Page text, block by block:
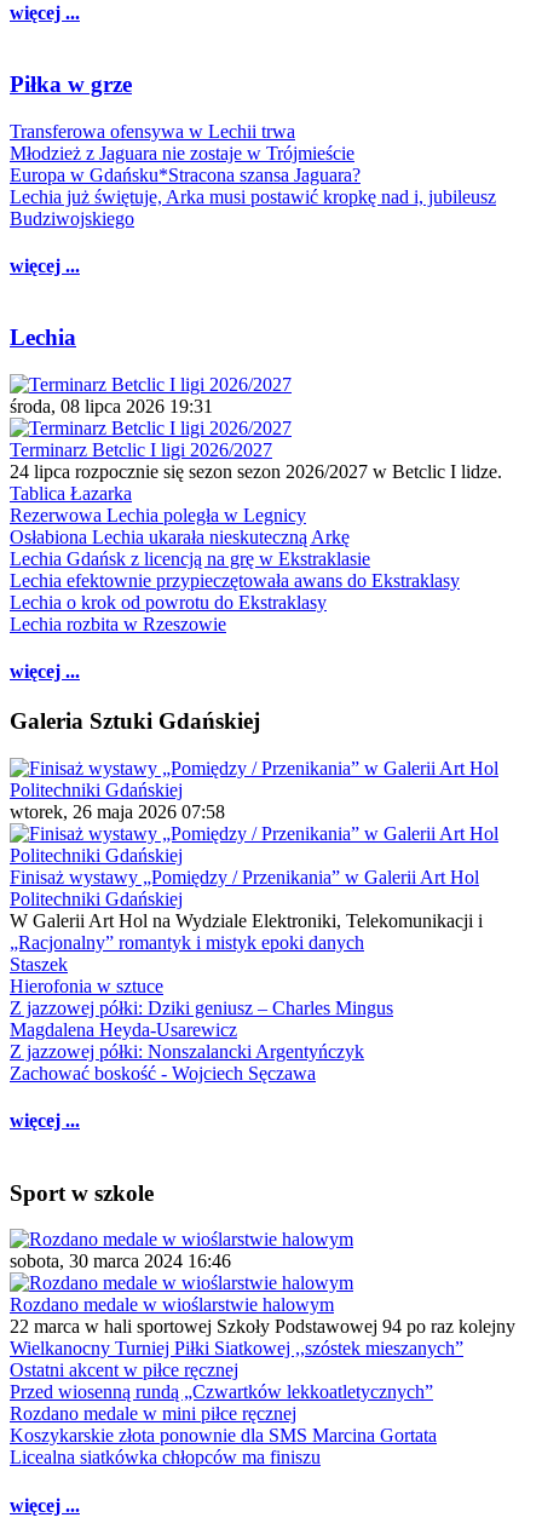
więcej ...
Piłka w grze
Transferowa ofensywa w Lechii trwa
Młodzież z Jaguara nie zostaje w Trójmieście
Europa w Gdańsku*Stracona szansa Jaguara?
Lechia już świętuje, Arka musi postawić kropkę nad i, jubileusz
Budziwojskiego
więcej ...
Lechia
środa, 08 lipca 2026 19:31
Terminarz Betclic I ligi 2026/2027
24 lipca rozpocznie się sezon sezon 2026/2027 w Betclic I lidze.
Tablica Łazarka
Rezerwowa Lechia poległa w Legnicy
Osłabiona Lechia ukarała nieskuteczną Arkę
Lechia Gdańsk z licencją na grę w Ekstraklasie
Lechia efektownie przypieczętowała awans do Ekstraklasy
Lechia o krok od powrotu do Ekstraklasy
Lechia rozbita w Rzeszowie
więcej ...
Galeria Sztuki Gdańskiej
wtorek, 26 maja 2026 07:58
Finisaż wystawy „Pomiędzy / Przenikania” w Galerii Art Hol
Politechniki Gdańskiej
W Galerii Art Hol na Wydziale Elektroniki, Telekomunikacji i
„Racjonalny” romantyk i mistyk epoki danych
Staszek
Hierofonia w sztuce
Z jazzowej półki: Dziki geniusz – Charles Mingus
Magdalena Heyda-Usarewicz
Z jazzowej półki: Nonszalancki Argentyńczyk
Zachować boskość - Wojciech Sęczawa
więcej ...
Sport w szkole
sobota, 30 marca 2024 16:46
Rozdano medale w wioślarstwie halowym
22 marca w hali sportowej Szkoły Podstawowej 94 po raz kolejny
Wielkanocny Turniej Piłki Siatkowej ,,szóstek mieszanych”
Ostatni akcent w piłce ręcznej
Przed wiosenną rundą „Czwartków lekkoatletycznych”
Rozdano medale w mini piłce ręcznej
Koszykarskie złota ponownie dla SMS Marcina Gortata
Licealna siatkówka chłopców ma finiszu
więcej ...